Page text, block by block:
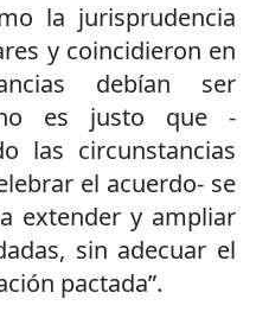
la jurisprudencia
y coincidieron en
debían ser
es justo que -
las circunstancias
el acuerdo- se
extender y ampliar
sin adecuar el
pactada”.